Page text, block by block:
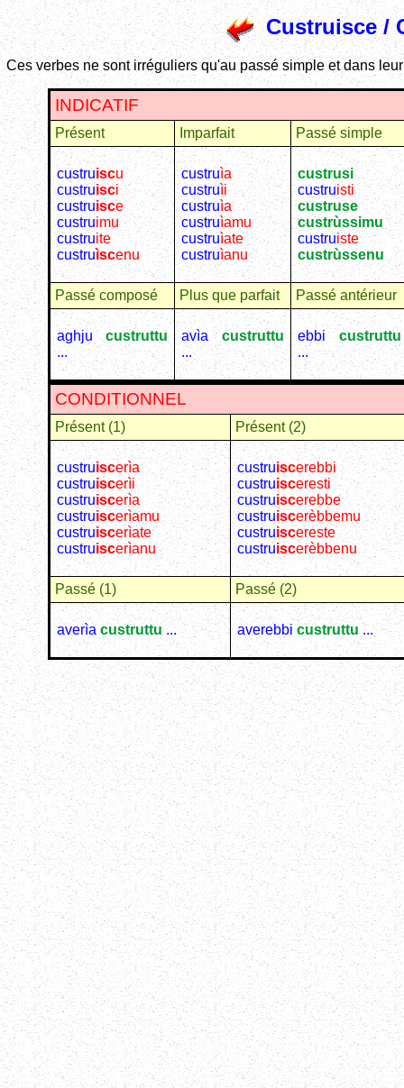
Custruisce /
Ces verbes ne sont irréguliers qu'au passé simple et dans
INDICATIF
Présent Imparfait Passé simple
custruiscu
custruisci
custruisce
custruimu
custruite
custruìscenu
custruìa
custruìi
custruìa
custruìamu
custruìate
custruìanu
custrusi
custruisti
custruse
custrùssimu
custruiste
custrùssenu
Passé composé Plus que parfait Passé antérieur
aghju custruttu
...
avìacustruttu
...
ebbi custruttu
...
CONDITIONNEL
Présent (1) Présent (2)
custruiscerìa
custruiscerìi
custruiscerìa
custruiscerìamu
custruiscerìate
custruiscerìanu
custruiscerebbi
custruisceresti
custruiscerebbe
custruiscerèbbemu
custruiscereste
custruiscerèbbenu
Passé (1) Passé (2)
averìacustruttu... averebbi custruttu...